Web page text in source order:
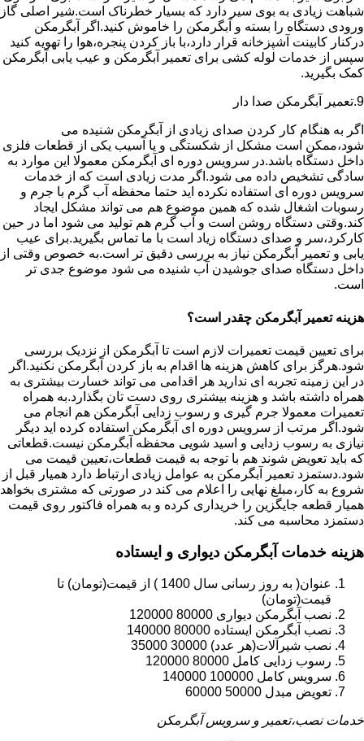
شباهت زیادی به بوی سیر دارد که بسیار خطرناک است.شیر اصلی گاز
ورودی دستگاه را بسته و آبگرمکن را خاموش کنید.اگر آبگرمکن
درکنار کابینت آشپزخانه قرار دارد،با باز کردن پنجره،هوا را تهویه کنید
سپس از خدمات لوله کشی برای تعمیر آبگرمکن و عیب یابی آبگرمکن
کمک بگیرید.
9.تعمیر آبگرمکن صدا دار
اگر به هنگام کار کردن صدای زیادی از آبگرمکن شنیده می
شود،ممکن است مشکل از شکستگی و یا آسیب یکی از قطعات فلزی
داخل دستگاه باشد.در سرویس دوره ای آبگرمکن معمولا این موارد به
سادگی تشخیص داده می شود.اگر مدت زیادی است که از خدمات
سرویس دوره ای استفاده نکرده اید حتما محفظه آب گرم با جرم و
رسوبات اشغال شده که همین موضوع هم می تواند مشکل ایجاد
کند.وقتی دستگاه روشن است و آب گرم هم تولید می شود اما در حین
کارکرد،سر و صدای دستگاه زیاد است با ما تماس بگیرید.برای عیب
یابی و تعمیر آبگرمکن نیاز به بررسی دقیق تر است.به خصوص وقتی از
داخل دستگاه صدای جوشیدن آب شنیده می شود موضوع جدی تر
است.
هزینه تعمیر آبگرمکن چقدر است؟
برای تعیین قیمت تعمیرات لازم است تا آبگرمکن از نزدیک بررسی
شود.هرگز برای کاهش هزینه ها اقدام به باز کردن آبگرمکن نکنید.اگر
در این زمینه تجربه ای ندارید هر اقدامی می تواند خسارت بیشتری به
همراه داشته باشد و هزینه بیشتری روی دست تان بگذارد.به همراه
تعمیرات معمولا جرم گیری و رسوب زدایی آبگرمکن هم انجام می
شود.اگر مرتب از سرویس دوره ای آبگرمکن استفاده کرده اید دیگر
نیازی به رسوب زدایی و اسید شویی محفظه آبگرمکن نیست.قطعاتی
که باید تعویض شوند هم با توجه به قیمت قطعات،تعیین قیمت می
شود.دستمزد تعمیر آبگرمکن به عوامل زیادی ارتباط دارد همیار قبل از
شروع به کار،مبلغ نهایی را اعلام می کند در صورتی که مشتری بخواهد
همیار قطعه جایگزین را خریداری کرده و به همراه فاکتور روی قیمت
دستمزد محاسبه می کند.
هزینه خدمات آبگرمکن دیواری و ایستاده
عنوان( به روز رسانی سال 1400 ) از قیمت(تومان) تا
قیمت(تومان)
نصب آبگرمکن دیواری 80000 120000
نصب آبگرمکن ایستاده 80000 140000
نصب شیرآلات(هر عدد) 30000 35000
رسوب زدایی کامل 80000 120000
سرویس کامل 100000 140000
تعویض مبدل 50000 60000
خدمات نصب،تعمیر و سرویس آبگرمکن